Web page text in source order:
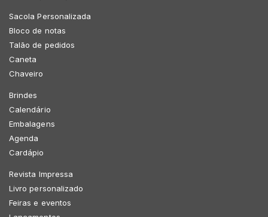
Sacola Personalizada
Bloco de notas
Talão de pedidos
Caneta
Chaveiro
Brindes
Calendário
Embalagens
Agenda
Cardápio
Revista Impressa
Livro personalizado
Feiras e eventos